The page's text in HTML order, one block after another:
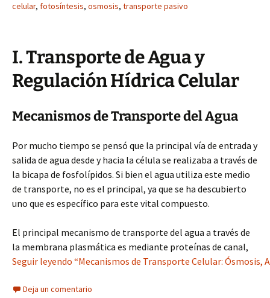
celular, fotosíntesis, osmosis, transporte pasivo
I. Transporte de Agua y
Regulación Hídrica Celular
Mecanismos de Transporte del Agua
Por mucho tiempo se pensó que la principal vía de entrada y
salida de agua desde y hacia la célula se realizaba a través de
la bicapa de fosfolípidos. Si bien el agua utiliza este medio
de transporte, no es el principal, ya que se ha descubierto
uno que es específico para este vital compuesto.
El principal mecanismo de transporte del agua a través de
la membrana plasmática es mediante proteínas de canal,
Seguir leyendo “Mecanismos de Transporte Celular: Ósmosis,
Deja un comentario